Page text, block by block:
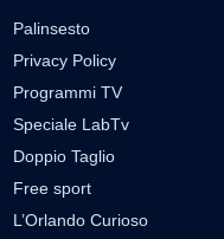
Palinsesto
Privacy Policy
Programmi TV
Speciale LabTv
Doppio Taglio
Free sport
L’Orlando Curioso